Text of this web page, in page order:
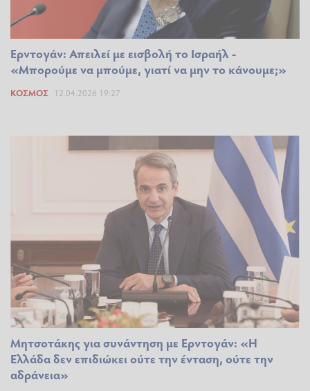
Ερντογάν: Απειλεί με εισβολή το Ισραήλ -
«Μπορούμε να μπούμε, γιατί να μην το κάνουμε;»
ΚΌΣΜΟΣ 12.04.2026 19:27
Μητσοτάκης για συνάντηση με Ερντογάν: «Η
Ελλάδα δεν επιδιώκει ούτε την ένταση, ούτε την
αδράνεια»